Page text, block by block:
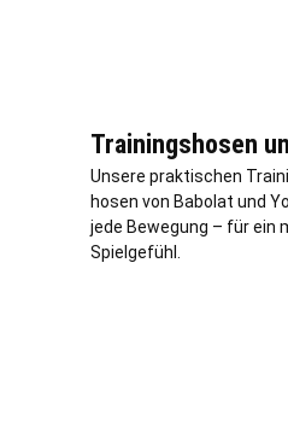
Trainingshosen
Unsere praktischen
hosen von Babolat und
jede Bewegung – für ein
Spielgefühl.